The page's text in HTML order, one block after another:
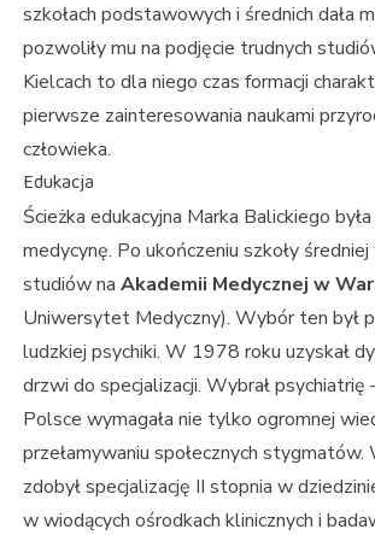
szkołach podstawowych i średnich dała
pozwoliły mu na podjęcie trudnych
Kielcach to dla niego czas formacji
pierwsze zainteresowania naukami
człowieka.
Edukacja
Ścieżka edukacyjna Marka Balickiego
medycynę. Po ukończeniu szkoły
studiów na Akademii Medycznej w
Uniwersytet Medyczny). Wybór ten był
ludzkiej psychiki. W 1978 roku uzyskał
drzwi do specjalizacji. Wybrał
Polsce wymagała nie tylko ogromnej
przełamywaniu społecznych
zdobył specjalizację II stopnia w
w wiodących ośrodkach klinicznych i